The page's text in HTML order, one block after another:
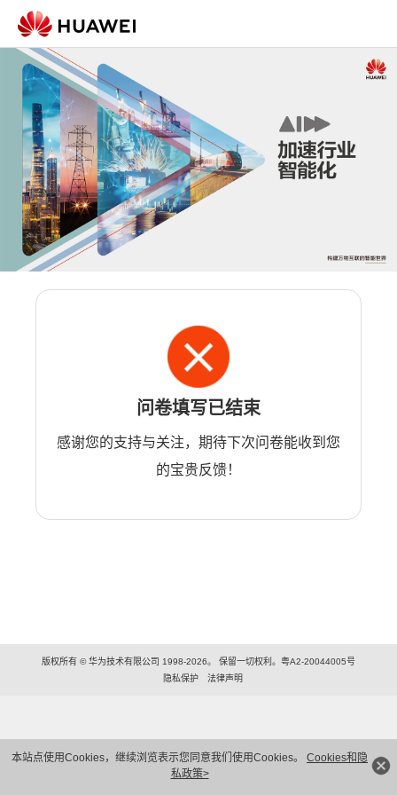
本站点使用Cookies，继续浏览表示您同意我们使用Cookies。 Cookies和隐
私政策>
问卷填写已结束
感谢您的支持与关注，期待下次问卷能收到您
的宝贵反馈！
版权所有 © 华为技术有限公司 1998-2026。 保留一切权利。粤A2-20044005号
隐私保护
法律声明